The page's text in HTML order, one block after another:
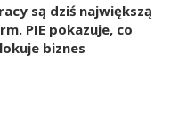
są dziś największą
PIE pokazuje, co
biznes